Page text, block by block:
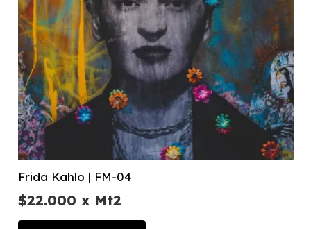
Frida Kahlo | FM-04
$22.000 x Mt2